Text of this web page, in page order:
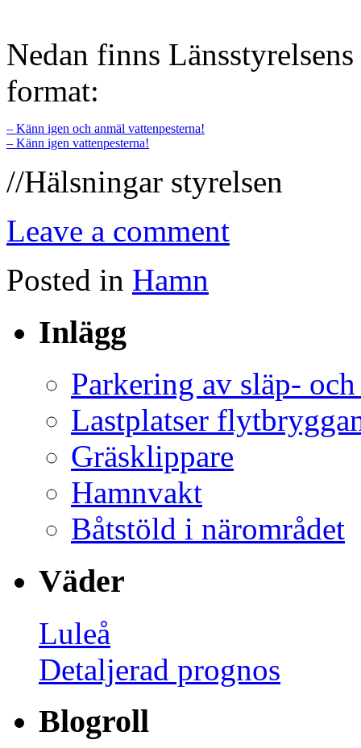
Nedan finns
format:
– Känn igen och anmäl vattenpesterna!
– Känn igen vattenpesterna!
//Hälsningar styrelsen
Leave a comment
Posted in Hamn
Inlägg
Parkering av släp-
Lastplatser
Gräsklippare
Hamnvakt
Båtstöld i närområdet
Väder
Luleå
Detaljerad prognos
Blogroll